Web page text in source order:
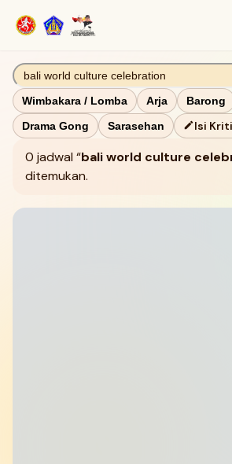
Wimbakara / Lomba Arja Barong
Drama Gong
Sarasehan Isi
0 jadwal bali world culture
ditemukan.